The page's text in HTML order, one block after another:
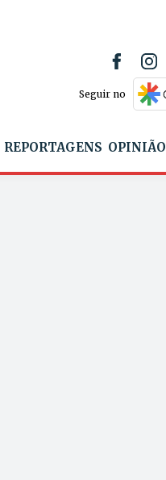
Seguir no
REPORTAGENS OPINIÃO